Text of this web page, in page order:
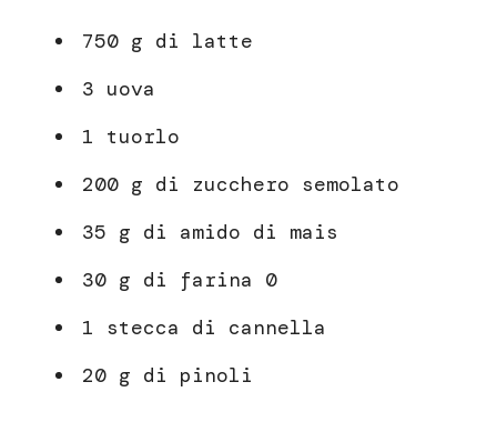
750 g di latte
3 uova
1 tuorlo
200 g di zucchero semolato
35 g di amido di mais
30 g di farina 0
1 stecca di cannella
20 g di pinoli